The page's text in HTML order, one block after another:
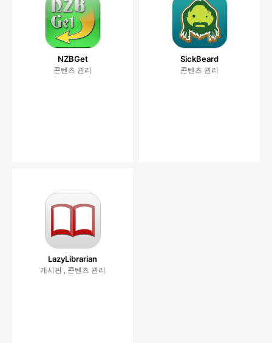
NZBGet
콘텐츠 관리
SickBeard
콘텐츠 관리
LazyLibrarian
게시판 , 콘텐츠 관리